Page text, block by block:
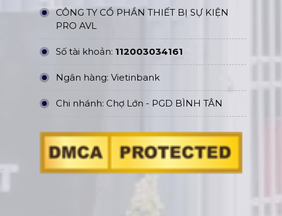
CÔNG TY CỔ PHẦN THIẾT BỊ SỰ KIỆN
PRO AVL
Số tài khoản: 112003034161
Ngân hàng: Vietinbank
Chi nhánh: Chợ Lớn - PGD BÌNH TÂN